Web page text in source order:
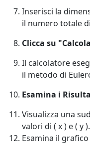
Inserisci la
il numero totale
Clicca su
Il calcolatore
il metodo di
Esamina i
Visualizza una
valori di ( x ) e ( y ).
Esamina il